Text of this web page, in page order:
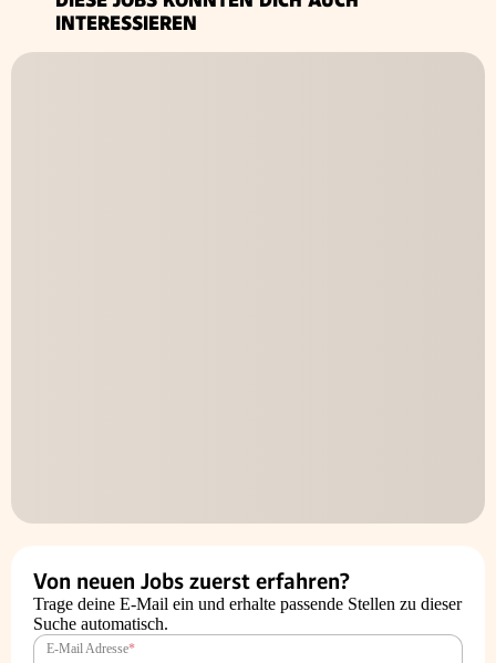
INTERESSIEREN
Von neuen Jobs zuerst erfahren?
Trage deine E-Mail ein und erhalte passende Stellen zu dieser
Suche automatisch.
E-Mail Adresse*